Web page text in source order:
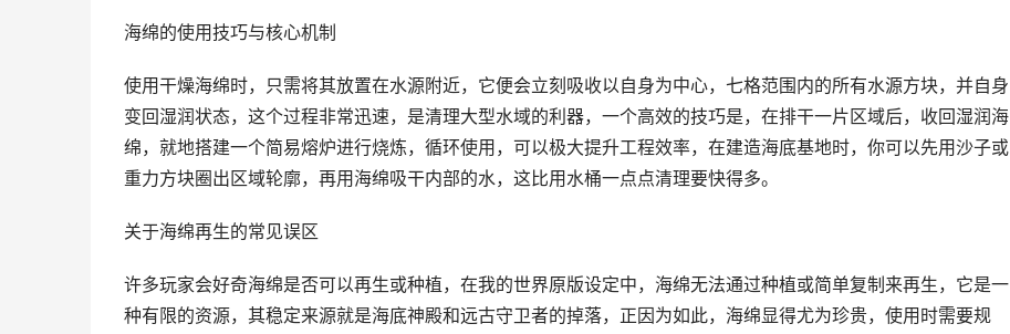
海绵的使用技巧与核心机制
使用干燥海绵时，只需将其放置在水源附近，它便会立刻吸收以自身为中心，七格范围内的所有水源方块，并自身
变回湿润状态，这个过程非常迅速，是清理大型水域的利器，一个高效的技巧是，在排干一片区域后，收回湿润海
绵，就地搭建一个简易熔炉进行烧炼，循环使用，可以极大提升工程效率，在建造海底基地时，你可以先用沙子或
重力方块圈出区域轮廓，再用海绵吸干内部的水，这比用水桶一点点清理要快得多。
关于海绵再生的常见误区
许多玩家会好奇海绵是否可以再生或种植，在我的世界原版设定中，海绵无法通过种植或简单复制来再生，它是一
种有限的资源，其稳定来源就是海底神殿和远古守卫者的掉落，正因为如此，海绵显得尤为珍贵，使用时需要规